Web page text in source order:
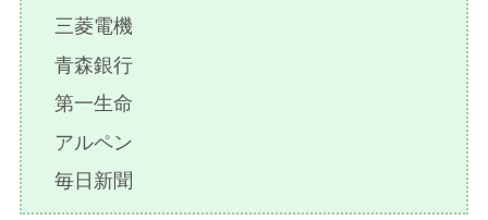
三菱電機
青森銀行
第一生命
アルペン
毎日新聞